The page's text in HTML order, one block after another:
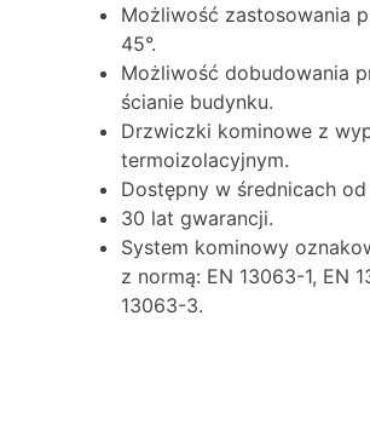
Możliwość zastosowania
45°.
Możliwość dobudowania
ścianie budynku.
Drzwiczki kominowe z
termoizolacyjnym.
Dostępny w średnicach
30 lat gwarancji.
System kominowy
z normą: EN 13063-1, EN
13063-3.